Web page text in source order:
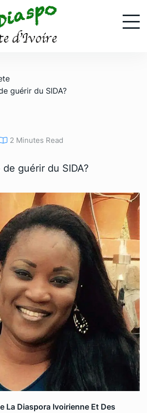
guérir du SIDA?
2 Minutes Read
guérir du SIDA?
La Diaspora Ivoirienne Et Des